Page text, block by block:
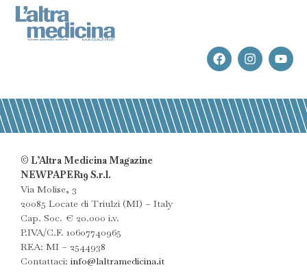
© L’Altra Medicina Magazine
NEWPAPER19 S.r.l.
Via Molise, 3
20085 Locate di Triulzi (MI) – Italy
Cap. Soc. € 20.000 i.v.
P.IVA/C.F. 10607740965
REA: MI – 2544938
Contattaci: info@laltramedicina.it